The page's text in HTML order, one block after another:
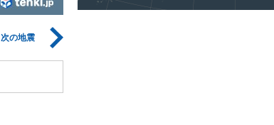
次の地震